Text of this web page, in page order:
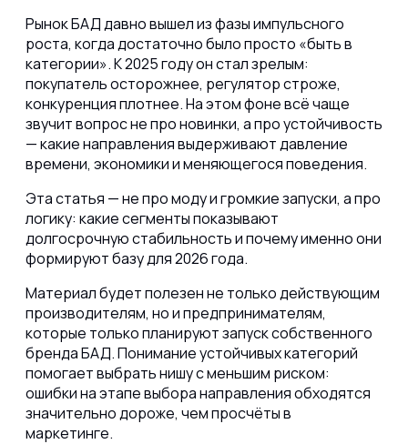
Рынок БАД давно вышел из фазы импульсного
роста, когда достаточно было просто «быть в
категории». К 2025 году он стал зрелым:
покупатель осторожнее, регулятор строже,
конкуренция плотнее. На этом фоне всё чаще
звучит вопрос не про новинки, а про устойчивость
— какие направления выдерживают давление
времени, экономики и меняющегося поведения.
Эта статья — не про моду и громкие запуски, а про
логику: какие сегменты показывают
долгосрочную стабильность и почему именно они
формируют базу для 2026 года.
Материал будет полезен не только действующим
производителям, но и предпринимателям,
которые только планируют запуск собственного
бренда БАД. Понимание устойчивых категорий
помогает выбрать нишу с меньшим риском:
ошибки на этапе выбора направления обходятся
значительно дороже, чем просчёты в
маркетинге.